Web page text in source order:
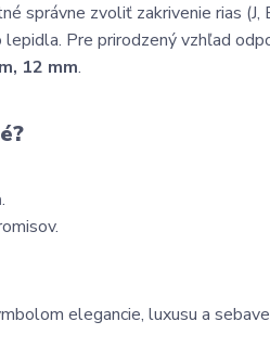
správne zvoliť zakrivenie rias (J,
Pre prirodzený vzhľad
12 mm.
elegancie, luxusu a